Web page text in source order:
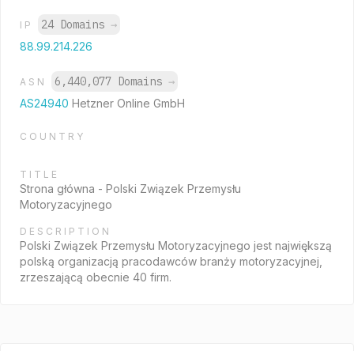
IP 24 Domains →
88.99.214.226
ASN 6,440,077 Domains →
AS24940 Hetzner Online GmbH
COUNTRY
TITLE
Strona główna - Polski Związek Przemysłu
Motoryzacyjnego
DESCRIPTION
Polski Związek Przemysłu Motoryzacyjnego jest największą
polską organizacją pracodawców branży motoryzacyjnej,
zrzeszającą obecnie 40 firm.